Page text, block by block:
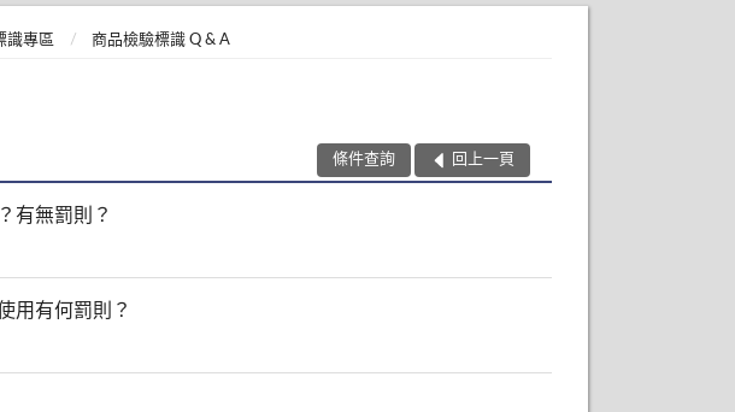
識專區 商品檢驗標識 Q & A
條件查詢 回上一頁
有無罰則？
用有何罰則？